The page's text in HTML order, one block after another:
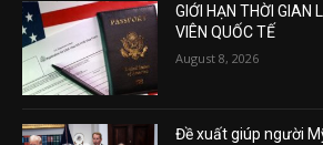
GIỚI HẠN THỜI GIAN
VIÊN QUỐC TẾ
August 8, 2026
Đề xuất giúp người